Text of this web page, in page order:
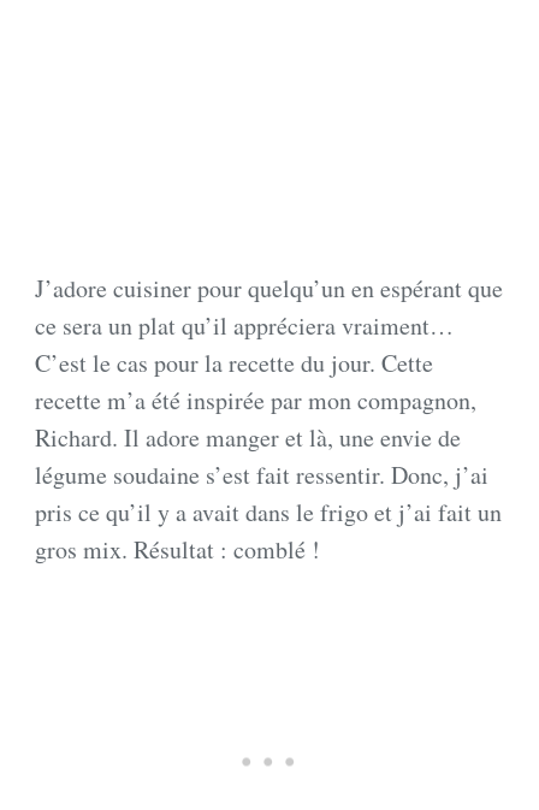
J’adore cuisiner pour quelqu’un en espérant que
ce sera un plat qu’il appréciera vraiment…
C’est le cas pour la recette du jour. Cette
recette m’a été inspirée par mon compagnon,
Richard. Il adore manger et là, une envie de
légume soudaine s’est fait ressentir. Donc, j’ai
pris ce qu’il y a avait dans le frigo et j’ai fait un
gros mix. Résultat : comblé !